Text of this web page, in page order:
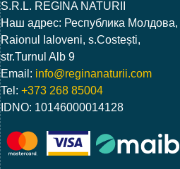
S.R.L. REGINA NATURII
Наш адрес: Республика Молдова,
Raionul Ialoveni, s.Costești,
str.Turnul Alb 9
Email: info@reginanaturii.com
Tel:+373 268 85004
IDNO: 10146000014128